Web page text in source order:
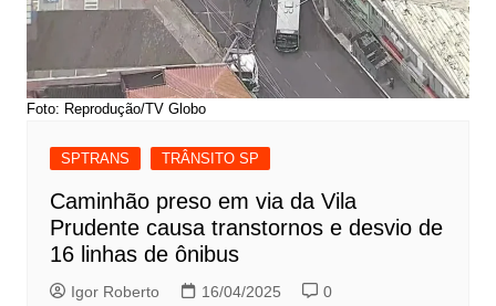
Foto: Reprodução/TV Globo
SPTRANS TRÂNSITO SP
Caminhão preso em via da Vila
Prudente causa transtornos e desvio de
16 linhas de ônibus
Igor Roberto 16/04/2025 0